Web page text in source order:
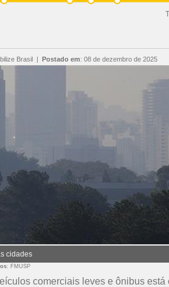
Brasil | Postado em: 08 de dezembro de 2025
cidades
: FMUSP
comerciais leves e ônibus está